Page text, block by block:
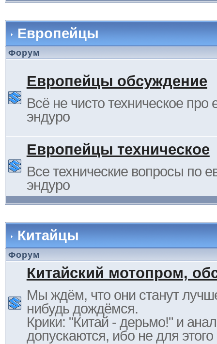
Европейцы
Форум
Европейцы обсуждение
Всё не чисто техническое про
эндуро
Европейцы техническое
Все технические вопросы по
эндуро
Китайцы
Форум
Китайский мотопром,
Мы ждём, что они станут
нибудь дождёмся.
Крики: "Китай - дерьмо!" и
допускаются, ибо не для